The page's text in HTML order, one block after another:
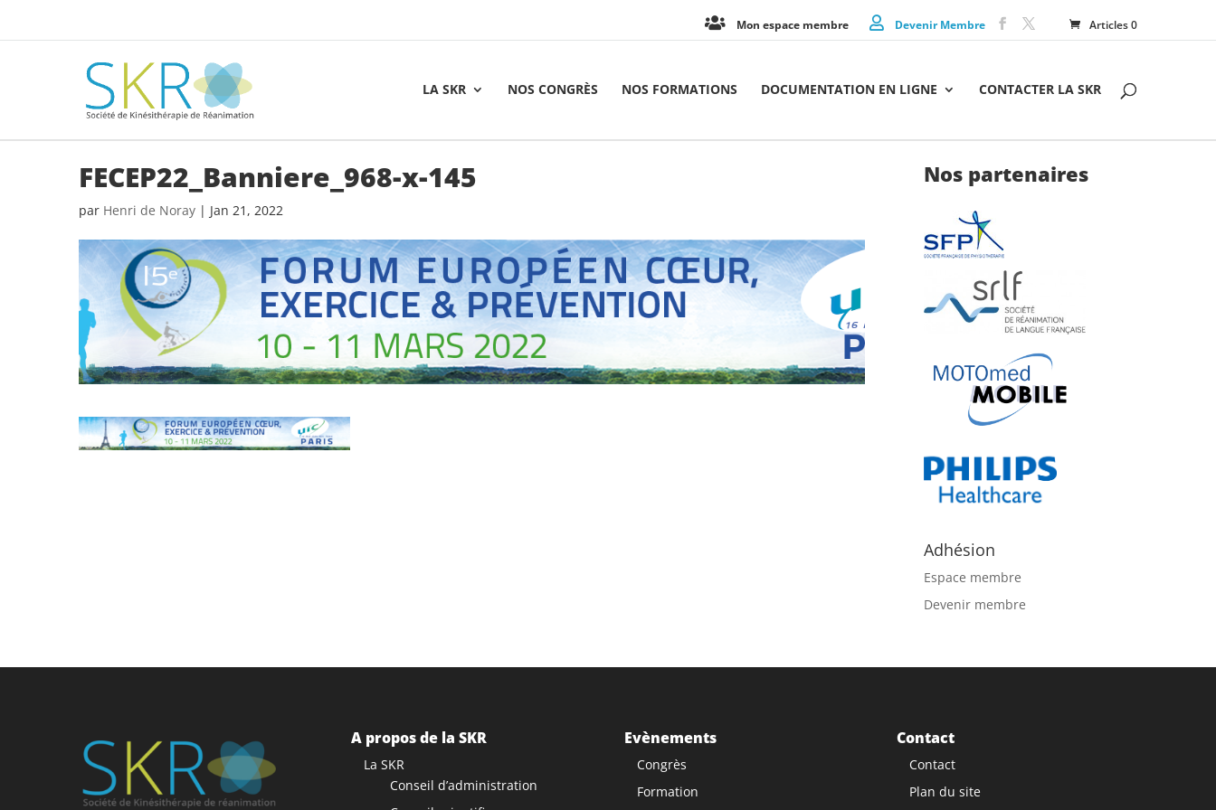
Articles 0
Mon espace membre Devenir Membre
LA SKR NOS CONGRÈS NOS FORMATIONS DOCUMENTATION EN LIGNE CONTACTER LA SKR
FECEP22_Banniere_968-x-145
par Henri de Noray | Jan 21, 2022
Nos partenaires
Adhésion
Espace membre
Devenir membre
A propos de la SKR
La SKR
Conseil d’administration
Evènements
Congrès
Formation
Contact
Contact
Plan du site